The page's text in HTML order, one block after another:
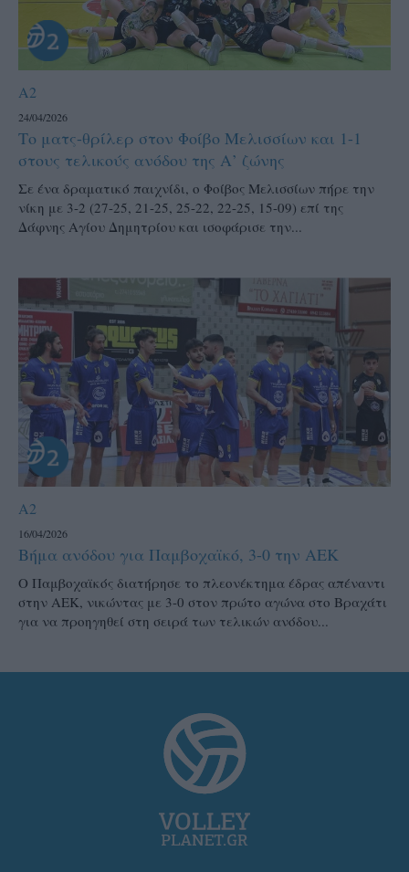
A2
24/04/2026
Το ματς-θρίλερ στον Φοίβο Μελισσίων και 1-1
στους τελικούς ανόδου της Α’ ζώνης
Σε ένα δραματικό παιχνίδι, ο Φοίβος Μελισσίων πήρε την
νίκη με 3-2 (27-25, 21-25, 25-22, 22-25, 15-09) επί της
Δάφνης Αγίου Δημητρίου και ισοφάρισε την...
A2
16/04/2026
Βήμα ανόδου για Παμβοχαϊκό, 3-0 την ΑΕΚ
Ο Παμβοχαϊκός διατήρησε το πλεονέκτημα έδρας απέναντι
στην ΑΕΚ, νικώντας με 3-0 στον πρώτο αγώνα στο Βραχάτι
για να προηγηθεί στη σειρά των τελικών ανόδου...